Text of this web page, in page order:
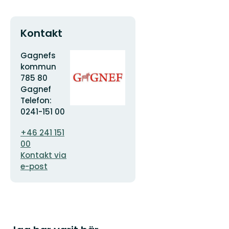
Kontakt
Adress
Gagnefs
kommun
785 80
Gagnef
Telefon:
0241-151 00
postadress
+46 241 151
00
Kontakt via
e-post